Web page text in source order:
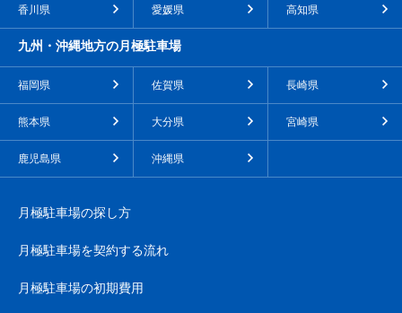
香川県 愛媛県 高知県
九州・沖縄地方の月極駐車場
福岡県 佐賀県 長崎県
熊本県 大分県 宮崎県
鹿児島県 沖縄県
月極駐車場の探し方
月極駐車場を契約する流れ
月極駐車場の初期費用